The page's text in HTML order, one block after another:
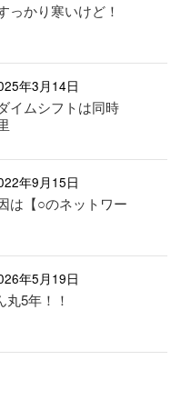
っかり寒いけど！
年3月14日
イムシフトは同時
年9月15日
は【○のネットワー
年5月19日
5年！！